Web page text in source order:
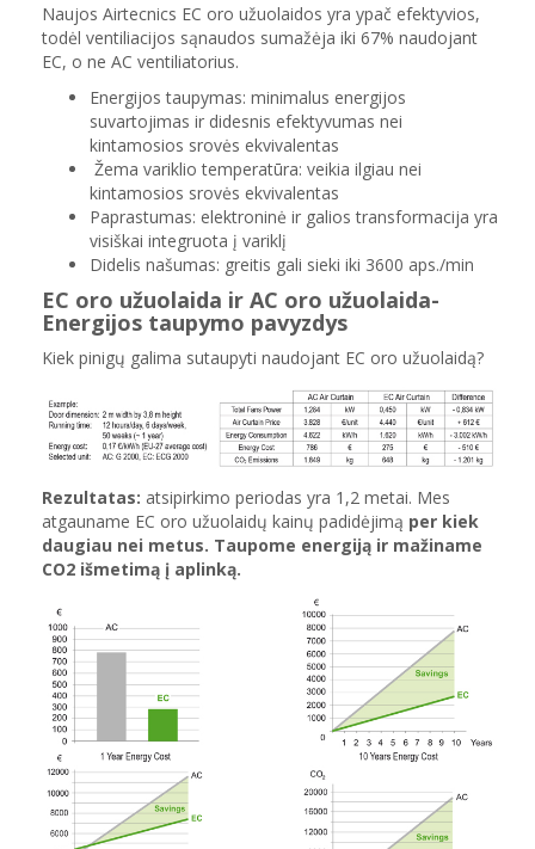
Naujos Airtecnics EC oro užuolaidos yra ypač efektyvios,
todėl ventiliacijos sąnaudos sumažėja iki 67% naudojant
EC, o ne AC ventiliatorius.
Energijos taupymas: minimalus energijos
suvartojimas ir didesnis efektyvumas nei
kintamosios srovės ekvivalentas
Žema variklio temperatūra: veikia ilgiau nei
kintamosios srovės ekvivalentas
Paprastumas: elektroninė ir galios transformacija yra
visiškai integruota į variklį
Didelis našumas: greitis gali sieki iki 3600 aps./min
EC oro užuolaida ir AC oro užuolaida-
Energijos taupymo pavyzdys
Kiek pinigų galima sutaupyti naudojant EC oro užuolaidą?
Rezultatas: atsipirkimo periodas yra 1,2 metai. Mes
atgauname EC oro užuolaidų kainų padidėjimą per kiek
daugiau nei metus. Taupome energiją ir mažiname
CO2 išmetimą į aplinką.